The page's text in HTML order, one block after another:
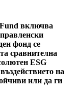
включва
фонд се
сравнителна
ESG
на
или да ги